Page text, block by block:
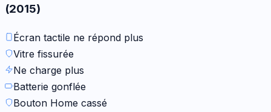
(2015)
Écran tactile ne répond plus
Vitre fissurée
Ne charge plus
Batterie gonflée
Bouton Home cassé